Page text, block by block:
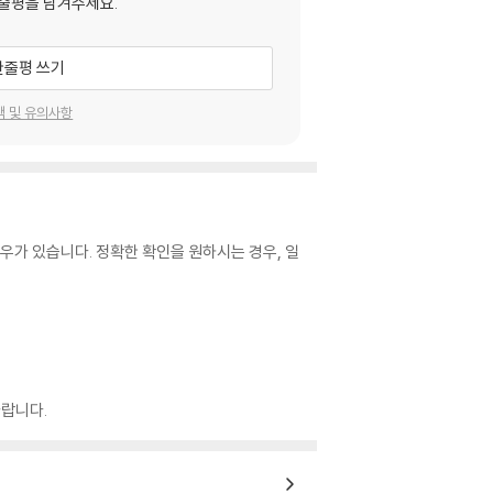
평 쓰기
및 유의사항
가 있습니다. 정확한 확인을 원하시는 경우, 일
니다.